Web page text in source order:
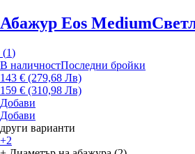
Абажур Eos Medium
(1)
В наличностПоследни бройки
143 € (279,68 Лв)
159 € (310,98 Лв)
Добави
Добави
други варианти
+2